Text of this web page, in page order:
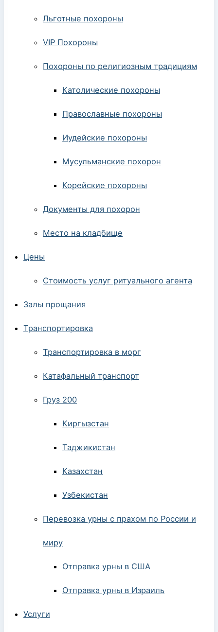
Льготные похороны
VIP Похороны
Похороны по религиозным традициям
Католические похороны
Православные похороны
Иудейские похороны
Мусульманские похорон
Корейские похороны
Документы для похорон
Место на кладбище
Цены
Стоимость услуг ритуального агента
Залы прощания
Транспортировка
Транспортировка в морг
Катафальный транспорт
Груз 200
Киргызстан
Таджикистан
Казахстан
Узбекистан
Перевозка урны с прахом по России и
миру
Отправка урны в США
Отправка урны в Израиль
Услуги